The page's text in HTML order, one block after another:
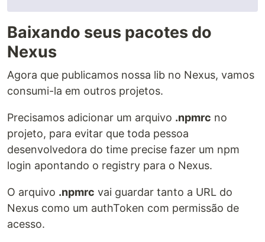
Baixando seus pacotes do
Nexus
Agora que publicamos nossa lib no Nexus, vamos
consumi-la em outros projetos.
Precisamos adicionar um arquivo .npmrc no
projeto, para evitar que toda pessoa
desenvolvedora do time precise fazer um npm
login apontando o registry para o Nexus.
O arquivo .npmrc vai guardar tanto a URL do
Nexus como um authToken com permissão de
acesso.